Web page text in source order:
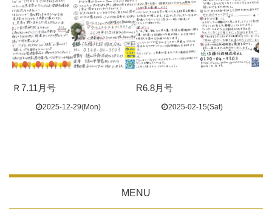
Ｒ7.11月号
2025-12-29(Mon)
R6.8月号
2025-02-15(Sat)
MENU